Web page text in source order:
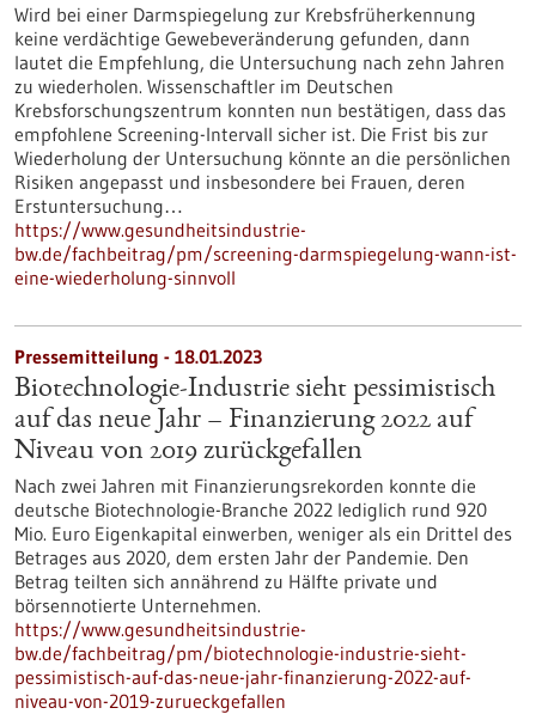
Wird bei einer Darmspiegelung zur Krebsfrüherkennung
keine verdächtige Gewebeveränderung gefunden, dann
lautet die Empfehlung, die Untersuchung nach zehn Jahren
zu wiederholen. Wissenschaftler im Deutschen
Krebsforschungszentrum konnten nun bestätigen, dass das
empfohlene Screening-Intervall sicher ist. Die Frist bis zur
Wiederholung der Untersuchung könnte an die persönlichen
Risiken angepasst und insbesondere bei Frauen, deren
Erstuntersuchung…
https://www.gesundheitsindustrie-
bw.de/fachbeitrag/pm/screening-darmspiegelung-wann-ist-
eine-wiederholung-sinnvoll
Pressemitteilung - 18.01.2023
Biotechnologie-Industrie sieht pessimistisch
auf das neue Jahr – Finanzierung 2022 auf
Niveau von 2019 zurückgefallen
Nach zwei Jahren mit Finanzierungsrekorden konnte die
deutsche Biotechnologie-Branche 2022 lediglich rund 920
Mio. Euro Eigenkapital einwerben, weniger als ein Drittel des
Betrages aus 2020, dem ersten Jahr der Pandemie. Den
Betrag teilten sich annährend zu Hälfte private und
börsennotierte Unternehmen.
https://www.gesundheitsindustrie-
bw.de/fachbeitrag/pm/biotechnologie-industrie-sieht-
pessimistisch-auf-das-neue-jahr-finanzierung-2022-auf-
niveau-von-2019-zurueckgefallen